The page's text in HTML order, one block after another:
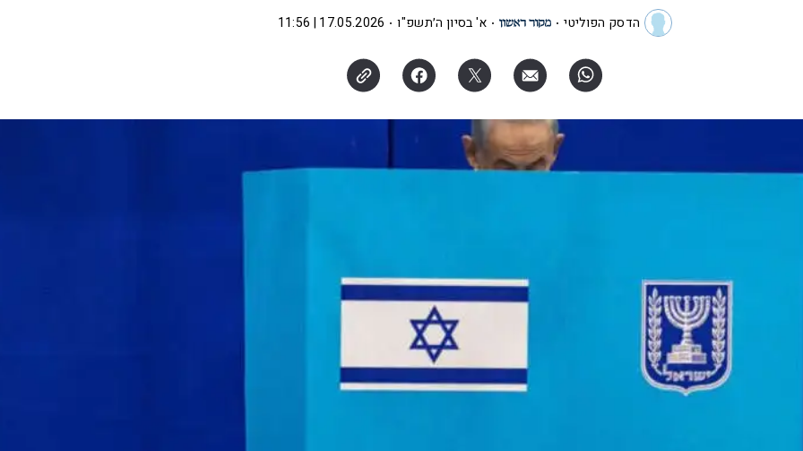
הדסק הפוליטי א' בסיון ה׳תשפ"ו 17.05.2026 | 11:56